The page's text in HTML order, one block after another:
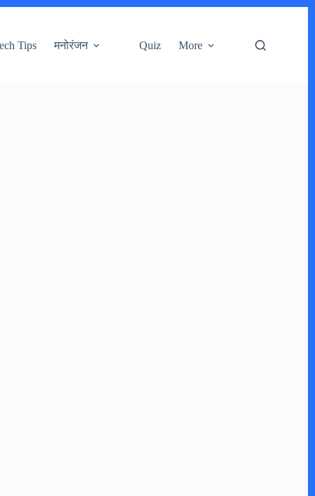
Tips मनोरंजन Quiz More